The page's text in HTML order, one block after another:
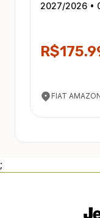
2027/2026 •
FIAT
;